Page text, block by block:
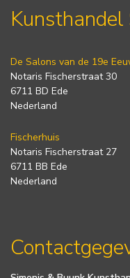
De Salons van de 19e
Notaris Fischerstraat 30
6711 BD Ede
Nederland
Fischerhuis
Notaris Fischerstraat 27
6711 BB Ede
Nederland